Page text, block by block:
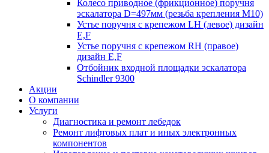
Колесо приводное (фрикционное) поручня
эскалатора D=497мм (резьба крепления M10)
Устье поручня с крепежом LH (левое) дизайн
E,F
Устье поручня с крепежом RH (правое)
дизайн E,F
Отбойник входной площадки эскалатора
Schindler 9300
Акции
О компании
Услуги
Диагностика и ремонт лебедок
Ремонт лифтовых плат и иных электронных
компонентов